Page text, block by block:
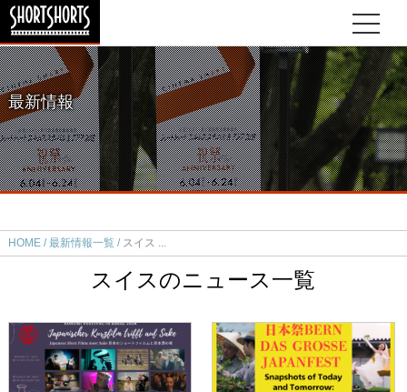
最新情報
HOME 最新情報一覧 スイス
スイスのニュース一覧